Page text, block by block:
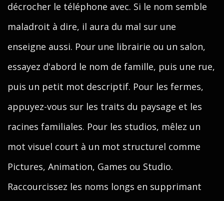
décrocher le téléphone avec. Si le nom semble
maladroit à dire, il aura du mal sur une
enseigne aussi. Pour une librairie ou un salon,
essayez d'abord le nom de famille, puis une rue,
puis un petit mot descriptif. Pour les fermes,
appuyez-vous sur les traits du paysage et les
racines familiales. Pour les studios, mêlez un
mot visuel court à un mot structurel comme
Pictures, Animation, Games ou Studio.
Raccourcissez les noms longs en supprimant